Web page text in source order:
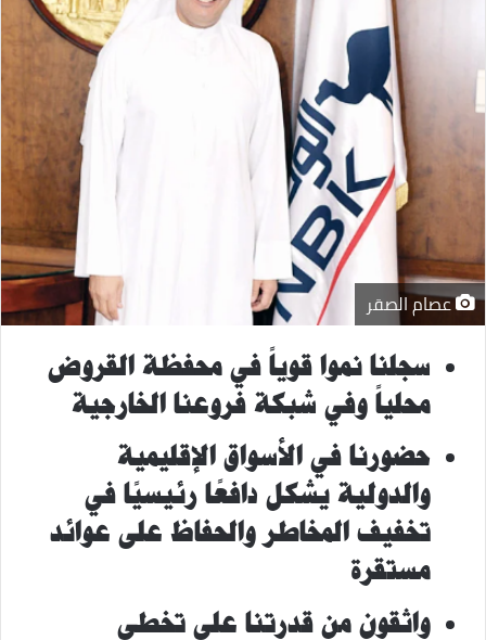
عصام الصقر
سجلنا نموا قوياً في محفظة القروض
محلياً وفي شبكة فروعنا الخارجية
حضورنا في الأسواق الإقليمية
والدولية يشكل دافعًا رئيسيًا في
تخفيف المخاطر والحفاظ على عوائد
مستقرة
واثقون من قدرتنا على تخطي